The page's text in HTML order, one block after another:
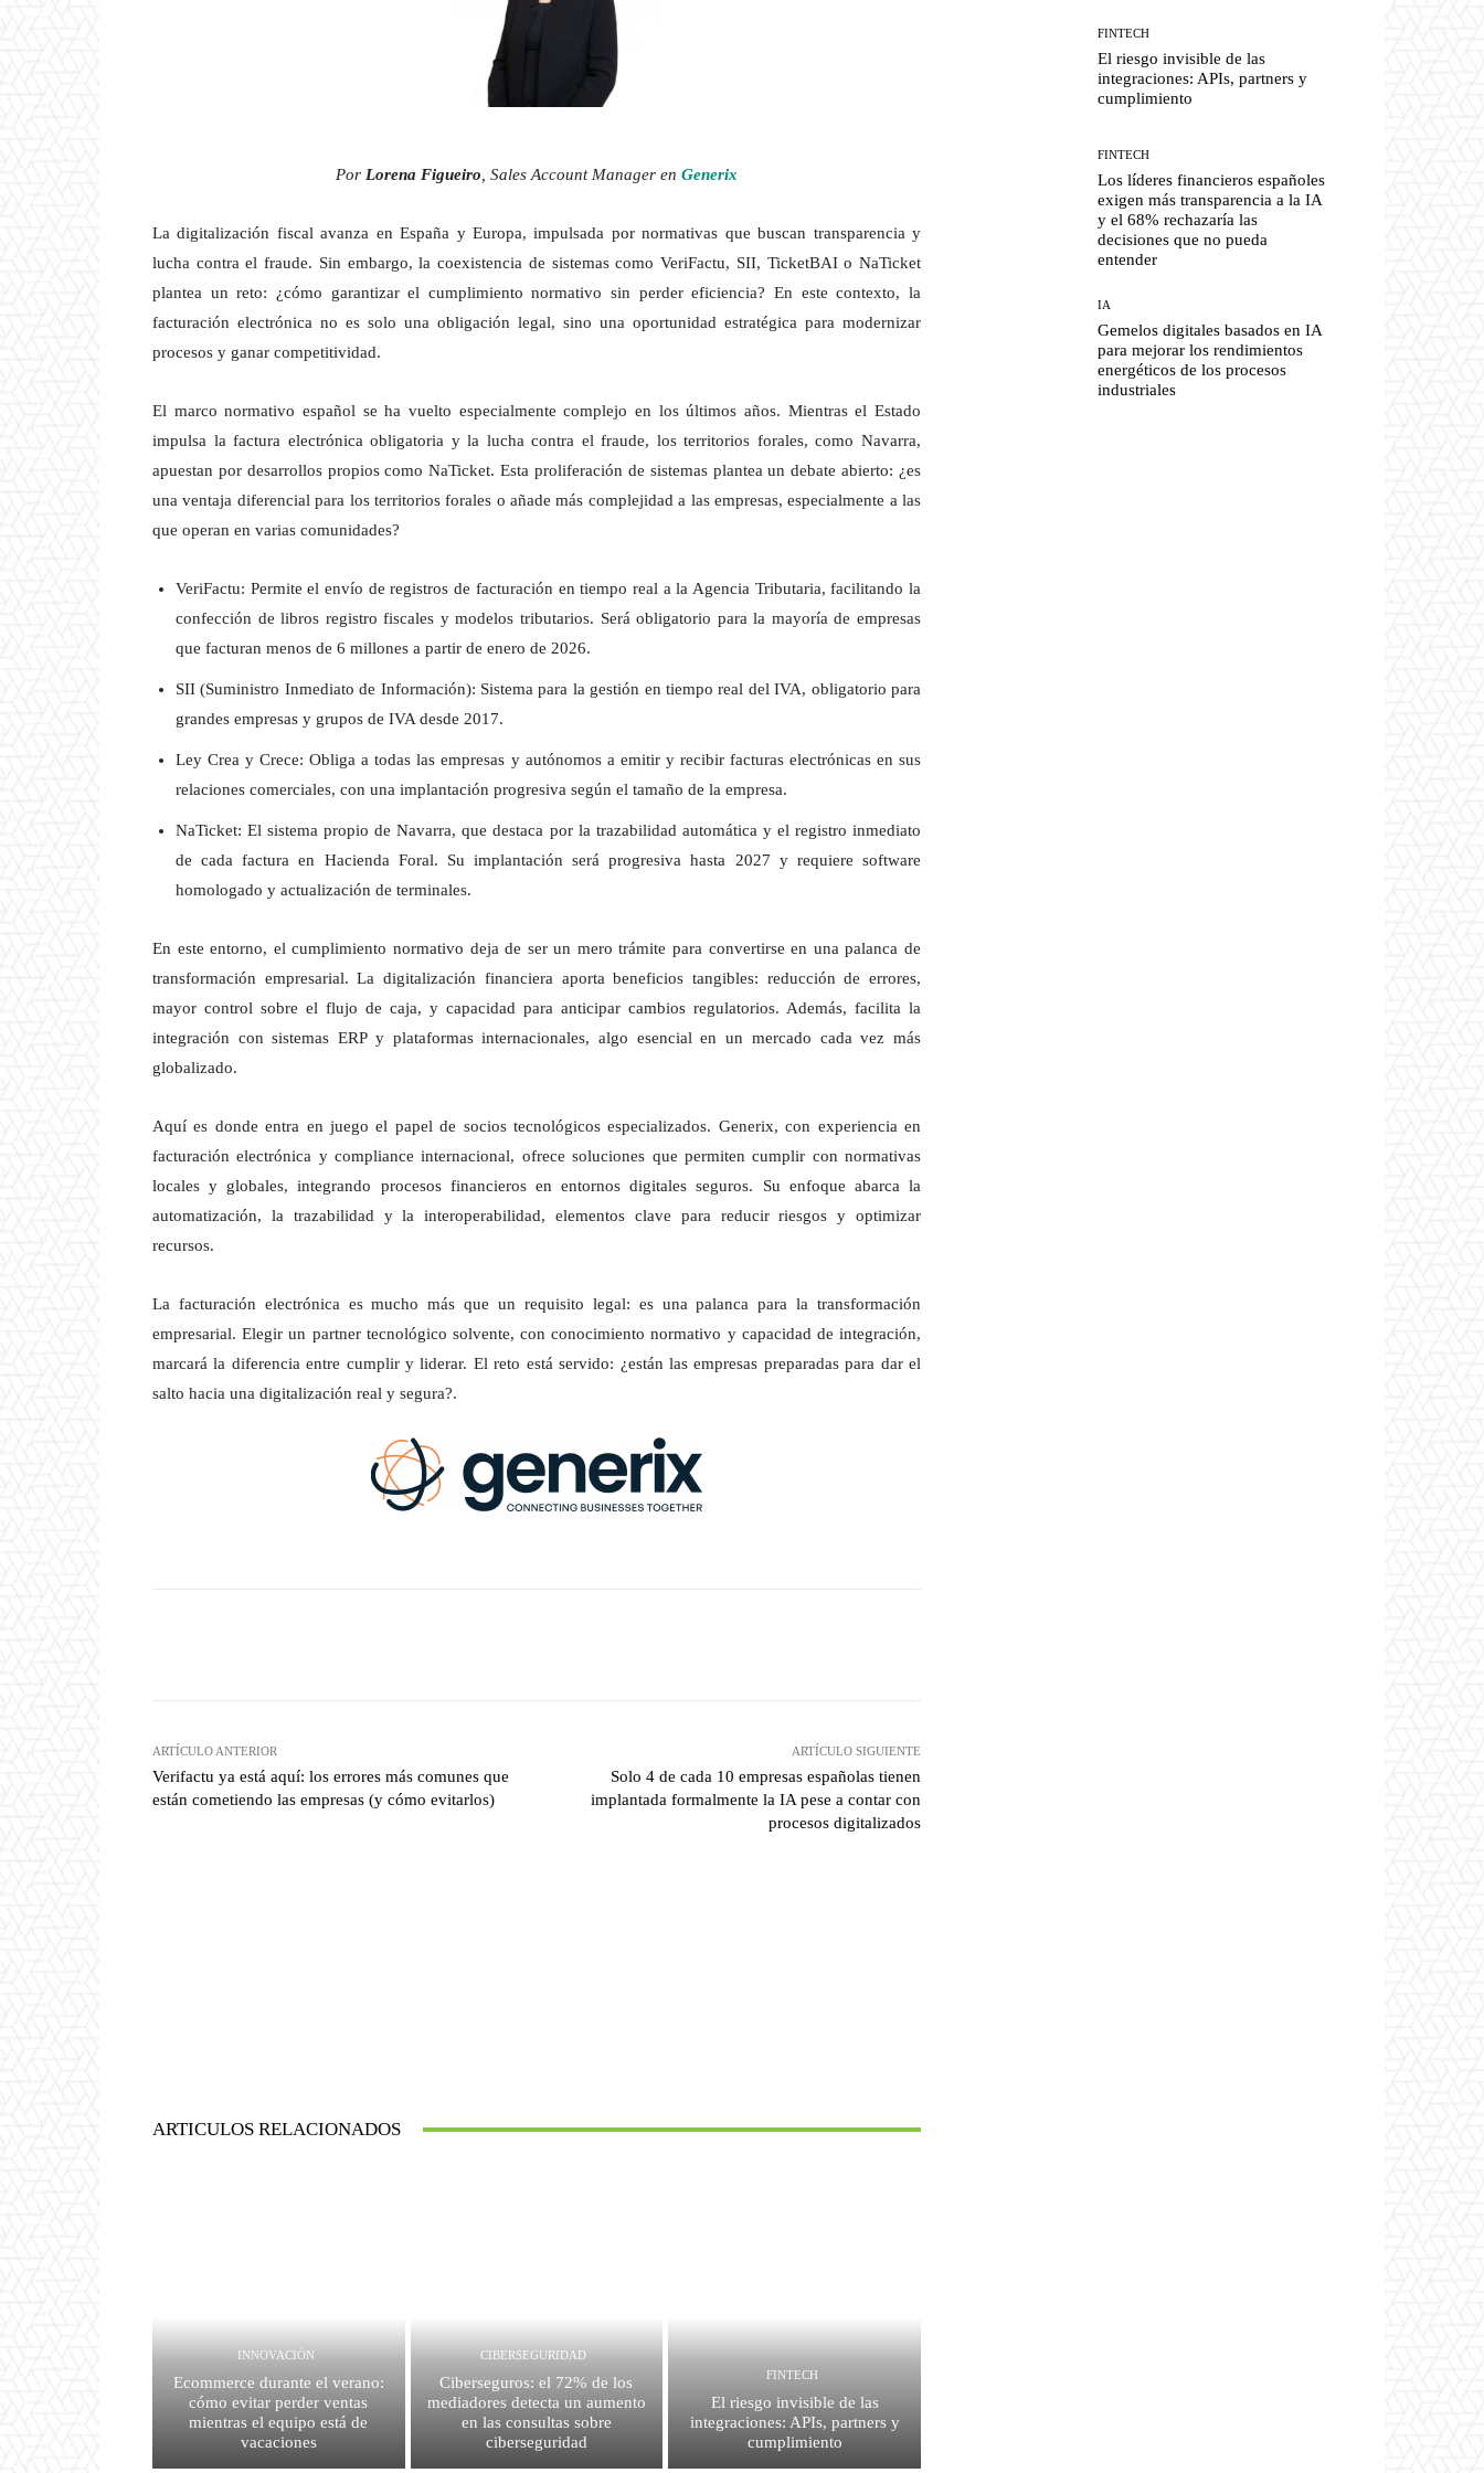
Por Lorena Figueiro, Sales Account Manager en Generix
La digitalización fiscal avanza en España y Europa, impulsada por normativas que buscan transparencia y
lucha contra el fraude. Sin embargo, la coexistencia de sistemas como VeriFactu, SII, TicketBAI o NaTicket
plantea un reto: ¿cómo garantizar el cumplimiento normativo sin perder eficiencia? En este contexto, la
facturación electrónica no es solo una obligación legal, sino una oportunidad estratégica para modernizar
procesos y ganar competitividad.
El marco normativo español se ha vuelto especialmente complejo en los últimos años. Mientras el Estado
impulsa la factura electrónica obligatoria y la lucha contra el fraude, los territorios forales, como Navarra,
apuestan por desarrollos propios como NaTicket. Esta proliferación de sistemas plantea un debate abierto: ¿es
una ventaja diferencial para los territorios forales o añade más complejidad a las empresas, especialmente a las
que operan en varias comunidades?
VeriFactu: Permite el envío de registros de facturación en tiempo real a la Agencia Tributaria, facilitando la
confección de libros registro fiscales y modelos tributarios. Será obligatorio para la mayoría de empresas
que facturan menos de 6 millones a partir de enero de 2026.
SII (Suministro Inmediato de Información): Sistema para la gestión en tiempo real del IVA, obligatorio para
grandes empresas y grupos de IVA desde 2017.
Ley Crea y Crece: Obliga a todas las empresas y autónomos a emitir y recibir facturas electrónicas en sus
relaciones comerciales, con una implantación progresiva según el tamaño de la empresa.
NaTicket: El sistema propio de Navarra, que destaca por la trazabilidad automática y el registro inmediato
de cada factura en Hacienda Foral. Su implantación será progresiva hasta 2027 y requiere software
homologado y actualización de terminales.
En este entorno, el cumplimiento normativo deja de ser un mero trámite para convertirse en una palanca de
transformación empresarial. La digitalización financiera aporta beneficios tangibles: reducción de errores,
mayor control sobre el flujo de caja, y capacidad para anticipar cambios regulatorios. Además, facilita la
integración con sistemas ERP y plataformas internacionales, algo esencial en un mercado cada vez más
globalizado.
Aquí es donde entra en juego el papel de socios tecnológicos especializados. Generix, con experiencia en
facturación electrónica y compliance internacional, ofrece soluciones que permiten cumplir con normativas
locales y globales, integrando procesos financieros en entornos digitales seguros. Su enfoque abarca la
automatización, la trazabilidad y la interoperabilidad, elementos clave para reducir riesgos y optimizar
recursos.
La facturación electrónica es mucho más que un requisito legal: es una palanca para la transformación
empresarial. Elegir un partner tecnológico solvente, con conocimiento normativo y capacidad de integración,
marcará la diferencia entre cumplir y liderar. El reto está servido: ¿están las empresas preparadas para dar el
salto hacia una digitalización real y segura?.
ARTÍCULO ANTERIOR
Verifactu ya está aquí: los errores más comunes que
están cometiendo las empresas (y cómo evitarlos)
ARTÍCULO SIGUIENTE
Solo 4 de cada 10 empresas españolas tienen
implantada formalmente la IA pese a contar con
procesos digitalizados
ARTICULOS RELACIONADOS
INNOVACIÓN
Ecommerce durante el verano:
cómo evitar perder ventas
mientras el equipo está de
vacaciones
CIBERSEGURIDAD
Ciberseguros: el 72% de los
mediadores detecta un aumento
en las consultas sobre
ciberseguridad
FINTECH
El riesgo invisible de las
integraciones: APIs, partners y
cumplimiento
FINTECH
El riesgo invisible de las
integraciones: APIs, partners y
cumplimiento
FINTECH
Los líderes financieros españoles
exigen más transparencia a la IA
y el 68% rechazaría las
decisiones que no pueda
entender
IA
Gemelos digitales basados en IA
para mejorar los rendimientos
energéticos de los procesos
industriales